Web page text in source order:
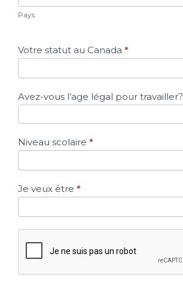
Pays
Votre statut au Canada *
statut
au
Canada
Avez-vous l’age légal pour travailler?
Niveau scolaire *
Je veux être *